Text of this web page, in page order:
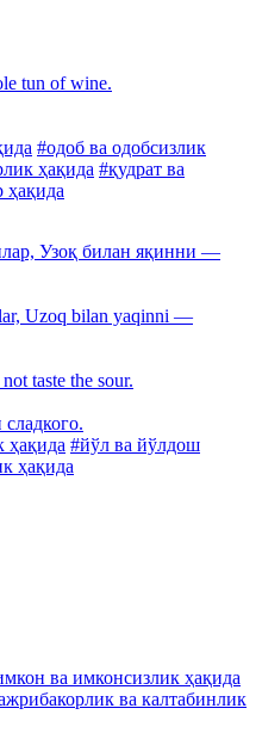
tun of wine.
#одоб ва одобсизлик
ҳақида #қудрат ва
ҳақида
Узоқ билан яқинни —
Uzoq bilan yaqinni —
taste the sour.
ҳақида #йўл ва йўлдош
ҳақида
ва имконсизлик ҳақида
ва калтабинлик